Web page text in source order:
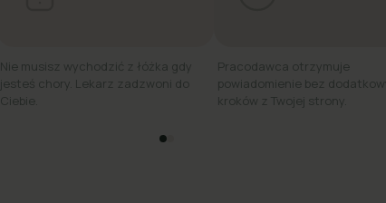
Nie musisz wychodzić z łóżka gdy
jesteś chory. Lekarz zadzwoni do
Ciebie.
Pracodawca otrzymuje
powiadomienie bez
kroków z Twojej strony.